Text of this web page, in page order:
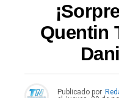
Quentin
Publicado por